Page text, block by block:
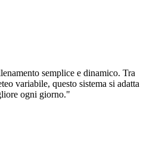
semplice e dinamico. Tra
variabile, questo sistema si adatta
ogni giorno."